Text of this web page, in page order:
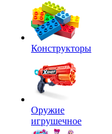
Конструкторы
Оружие
игрушечное